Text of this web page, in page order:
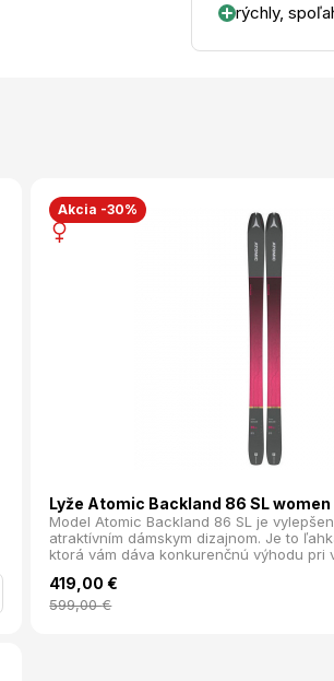
rýchly,
Akcia -30%
Lyže Atomic Backland 86 SL women
Model Atomic Backland 86 SL je
atraktívním dámskym dizajnom. Je to
ktorá vám dáva konkurenčnú výhodu pri
vďaka svojej šírke 86 mm pod viazaním
stabilné. Univerzálne lyže vybavené All
pre ešte ľahšie ovládanie na každom
je navrhnutá pre rýchly a pohodlný
419,00€
599,00€